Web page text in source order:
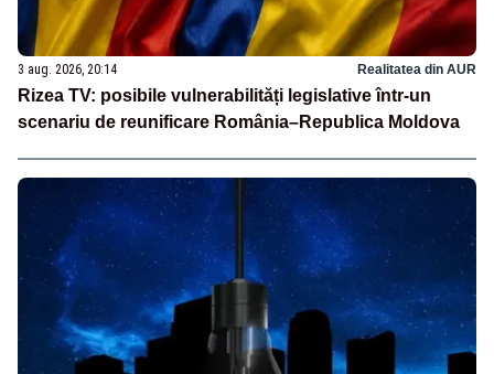
3 aug. 2026, 20:14 Realitatea din AUR
Rizea TV: posibile vulnerabilități legislative într-un
scenariu de reunificare România–Republica Moldova